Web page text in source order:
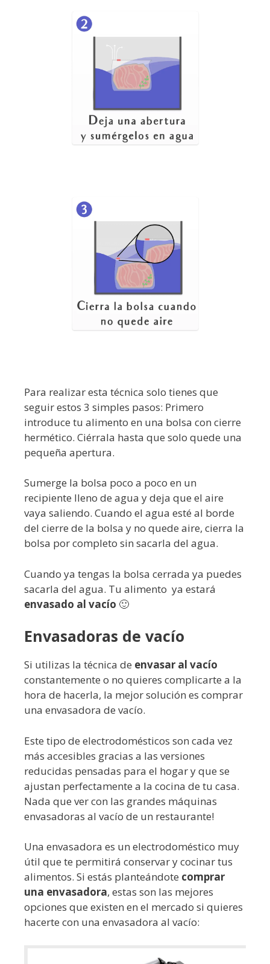
Para realizar esta técnica solo tienes que
seguir estos 3 simples pasos: Primero
introduce tu alimento en una bolsa con cierre
hermético. Ciérrala hasta que solo quede una
pequeña apertura.
Sumerge la bolsa poco a poco en un
recipiente lleno de agua y deja que el aire
vaya saliendo. Cuando el agua esté al borde
del cierre de la bolsa y no quede aire, cierra la
bolsa por completo sin sacarla del agua.
Cuando ya tengas la bolsa cerrada ya puedes
sacarla del agua. Tu alimento ya estará
envasado al vacío 🙂
Envasadoras de vacío
Si utilizas la técnica de envasar al vacío
constantemente o no quieres complicarte a la
hora de hacerla, la mejor solución es comprar
una envasadora de vacío.
Este tipo de electrodomésticos son cada vez
más accesibles gracias a las versiones
reducidas pensadas para el hogar y que se
ajustan perfectamente a la cocina de tu casa.
Nada que ver con las grandes máquinas
envasadoras al vacío de un restaurante!
Una envasadora es un electrodoméstico muy
útil que te permitirá conservar y cocinar tus
alimentos. Si estás planteándote comprar
una envasadora, estas son las mejores
opciones que existen en el mercado si quieres
hacerte con una envasadora al vacío: